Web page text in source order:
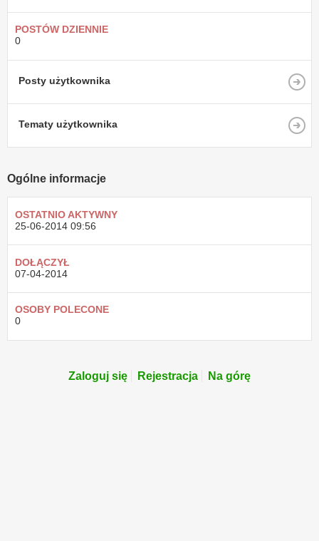
POSTÓW DZIENNIE
0
Posty użytkownika
Tematy użytkownika
Ogólne informacje
OSTATNIO AKTYWNY
25-06-2014 09:56
DOŁĄCZYŁ
07-04-2014
OSOBY POLECONE
0
Zaloguj się Rejestracja Na górę